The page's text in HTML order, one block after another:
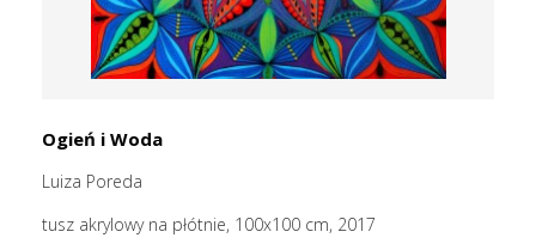
Ogień i Woda
Luiza Poreda
tusz akrylowy na płótnie, 100x100 cm, 2017